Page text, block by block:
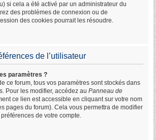
si cela a été activé par un administrateur du
des problèmes de connexion ou de
des cookies pourrait les résoudre.
de l’utilisateur
paramètres ?
ce forum, tous vos paramètres sont stockés dans
Pour les modifier, accédez au Panneau de
ce lien est accessible en cliquant sur votre nom
pages du forum). Cela vous permettra de modifier
de votre compte.